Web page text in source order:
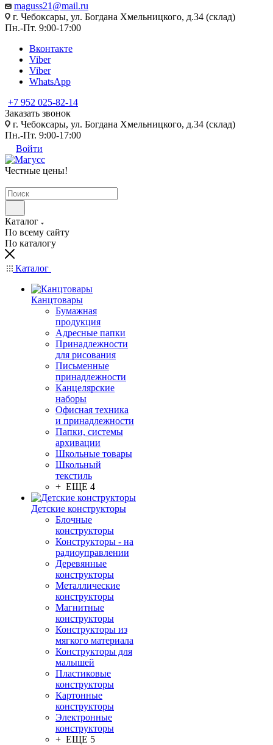
maguss21@mail.ru
г. Чебоксары, ул. Богдана Хмельницкого, д.34 (склад)
Пн.-Пт. 9:00-17:00
Вконтакте
Viber
Viber
WhatsApp
+7 952 025-82-14
Заказать звонок
г. Чебоксары, ул. Богдана Хмельницкого, д.34 (склад)
Пн.-Пт. 9:00-17:00
Войти
Честные цены!
Каталог
По всему сайту
По каталогу
Каталог
Канцтовары
Бумажная
продукция
Адресные папки
Принадлежности
для рисования
Письменные
принадлежности
Канцелярские
наборы
Офисная техника
и принадлежности
Папки, системы
архивации
Школьные товары
Школьный
текстиль
+ ЕЩЕ 4
Детские конструкторы
Блочные
конструкторы
Конструкторы - на
радиоуправлении
Деревянные
конструкторы
Металлические
конструкторы
Магнитные
конструкторы
Конструкторы из
мягкого материала
Конструкторы для
малышей
Пластиковые
конструкторы
Картонные
конструкторы
Электронные
конструкторы
+ ЕЩЕ 5